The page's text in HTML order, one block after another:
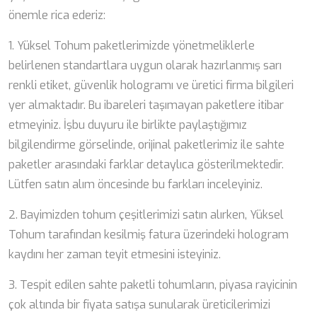
önemle rica ederiz:
1. Yüksel Tohum paketlerimizde yönetmeliklerle
belirlenen standartlara uygun olarak hazırlanmış sarı
renkli etiket, güvenlik hologramı ve üretici firma bilgileri
yer almaktadır. Bu ibareleri taşımayan paketlere itibar
etmeyiniz. İşbu duyuru ile birlikte paylaştığımız
bilgilendirme görselinde, orijinal paketlerimiz ile sahte
paketler arasındaki farklar detaylıca gösterilmektedir.
Lütfen satın alım öncesinde bu farkları inceleyiniz.
2. Bayimizden tohum çeşitlerimizi satın alırken, Yüksel
Tohum tarafından kesilmiş fatura üzerindeki hologram
kaydını her zaman teyit etmesini isteyiniz.
3. Tespit edilen sahte paketli tohumların, piyasa rayicinin
çok altında bir fiyata satışa sunularak üreticilerimizi